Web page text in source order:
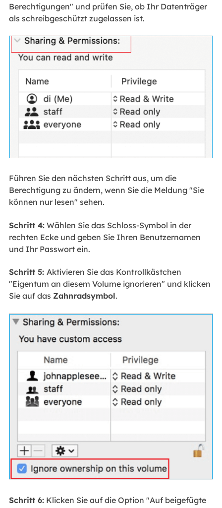
Berechtigungen" und prüfen Sie, ob Ihr Datenträger
als schreibgeschützt zugelassen ist.
Führen Sie den nächsten Schritt aus, um die
Berechtigung zu ändern, wenn Sie die Meldung "Sie
können nur lesen" sehen.
Schritt 4:Wählen Sie das Schloss-Symbol in der
rechten Ecke und geben Sie Ihren Benutzernamen
und Ihr Passwort ein.
Schritt 5: Aktivieren Sie das Kontrollkästchen
"Eigentum an diesem Volume ignorieren" und klicken
Sie auf das Zahnradsymbol.
Schritt 6:Klicken Sie auf die Option "Auf beigefügte